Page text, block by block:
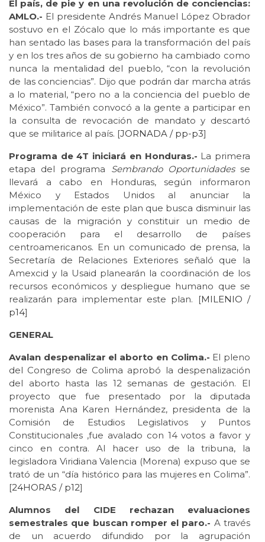
El país, de pie y en una revolución de conciencias:
AMLO.- El presidente Andrés Manuel López Obrador
sostuvo en el Zócalo que lo más importante es que
han sentado las bases para la transformación del país
y en los tres años de su gobierno ha cambiado como
nunca la mentalidad del pueblo, “con la revolución
de las conciencias”. Dijo que podrán dar marcha atrás
a lo material, “pero no a la conciencia del pueblo de
México”. También convocó a la gente a participar en
la consulta de revocación de mandato y descartó
que se militarice al país. [JORNADA / pp-p3]
Programa de 4T iniciará en Honduras.- La primera
etapa del programa Sembrando Oportunidadesse
llevará a cabo en Honduras, según informaron
México y Estados Unidos al anunciar la
implementación de este plan que busca disminuir las
causas de la migración y constituir un medio de
cooperación para el desarrollo de países
centroamericanos. En un comunicado de prensa, la
Secretaría de Relaciones Exteriores señaló que la
Amexcid y la Usaid planearán la coordinación de los
recursos económicos y despliegue humano que se
realizarán para implementar este plan. [MILENIO /
p14]
GENERAL
Avalan despenalizar el aborto en Colima.- El pleno
del Congreso de Colima aprobó la despenalización
del aborto hasta las 12 semanas de gestación. El
proyecto que fue presentado por la diputada
morenista Ana Karen Hernández, presidenta de la
Comisión de Estudios Legislativos y Puntos
Constitucionales ,fue avalado con 14 votos a favor y
cinco en contra. Al hacer uso de la tribuna, la
legisladora Viridiana Valencia (Morena) expuso que se
trató de un “día histórico para las mujeres en Colima”.
[24HORAS / p12]
Alumnos del CIDE rechazan evaluaciones
semestrales que buscan romper el paro.- A través
de un acuerdo difundido por la agrupación